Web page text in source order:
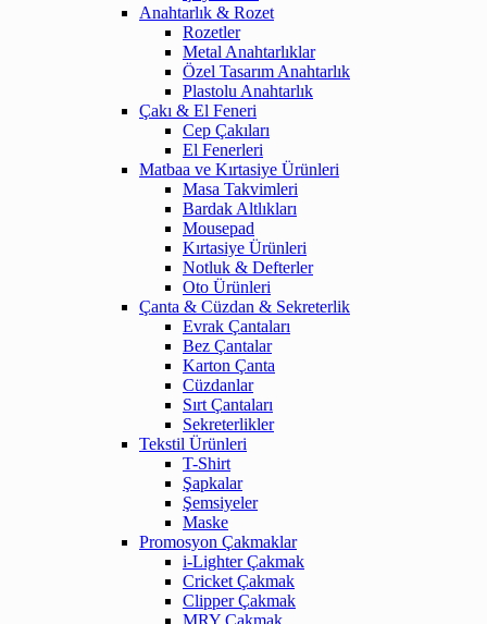
Anahtarlık & Rozet
Rozetler
Metal Anahtarlıklar
Özel Tasarım Anahtarlık
Plastolu Anahtarlık
Çakı & El Feneri
Cep Çakıları
El Fenerleri
Matbaa ve Kırtasiye Ürünleri
Masa Takvimleri
Bardak Altlıkları
Mousepad
Kırtasiye Ürünleri
Notluk & Defterler
Oto Ürünleri
Çanta & Cüzdan & Sekreterlik
Evrak Çantaları
Bez Çantalar
Karton Çanta
Cüzdanlar
Sırt Çantaları
Sekreterlikler
Tekstil Ürünleri
T-Shirt
Şapkalar
Şemsiyeler
Maske
Promosyon Çakmaklar
i-Lighter Çakmak
Cricket Çakmak
Clipper Çakmak
MRY Çakmak